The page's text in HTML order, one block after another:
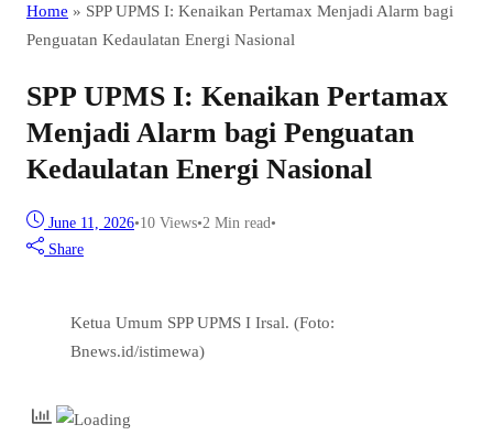
Home » SPP UPMS I: Kenaikan Pertamax Menjadi Alarm bagi
Penguatan Kedaulatan Energi Nasional
SPP UPMS I: Kenaikan Pertamax
Menjadi Alarm bagi Penguatan
Kedaulatan Energi Nasional
June 11, 2026•10 Views•2 Min read•
Share
Ketua Umum SPP UPMS I Irsal. (Foto:
Bnews.id/istimewa)